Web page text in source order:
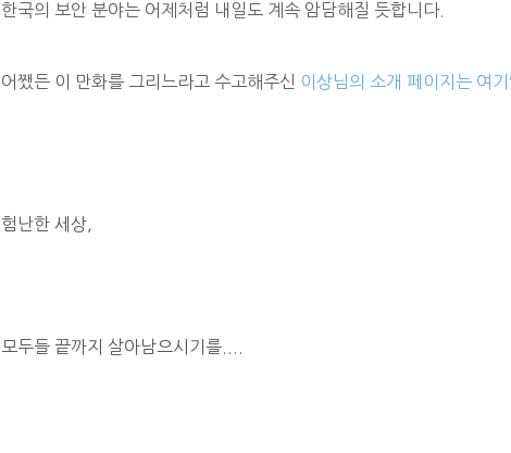
한국의 보안 분야는 어제처럼 내일도 계속 암담해질 듯합니다.
어쨌든 이 만화를 그리느라고 수고해주신 이상님의 소개 페이지는 여
험난한 세상,
모두들 끝까지 살아남으시기를....